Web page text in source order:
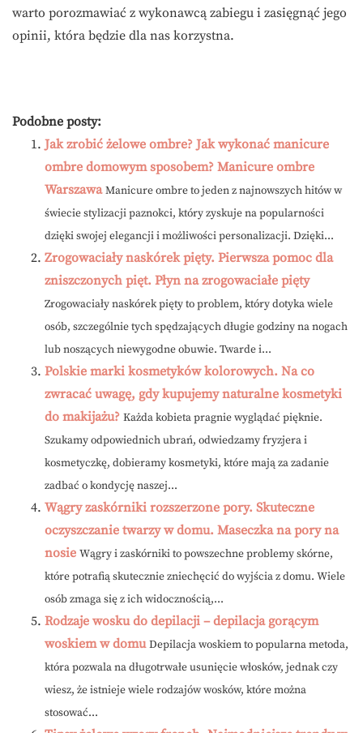
warto porozmawiać z wykonawcą zabiegu i zasięgnąć jego
opinii, która będzie dla nas korzystna.
Podobne posty:
Jak zrobić żelowe ombre? Jak wykonać manicure
ombre domowym sposobem? Manicure ombre
Warszawa Manicure ombre to jeden z najnowszych hitów w
świecie stylizacji paznokci, który zyskuje na popularności
dzięki swojej elegancji i możliwości personalizacji. Dzięki...
Zrogowaciały naskórek pięty. Pierwsza pomoc dla
zniszczonych pięt. Płyn na zrogowaciałe pięty
Zrogowaciały naskórek pięty to problem, który dotyka wiele
osób, szczególnie tych spędzających długie godziny na nogach
lub noszących niewygodne obuwie. Twarde i...
Polskie marki kosmetyków kolorowych. Na co
zwracać uwagę, gdy kupujemy naturalne kosmetyki
do makijażu? Każda kobieta pragnie wyglądać pięknie.
Szukamy odpowiednich ubrań, odwiedzamy fryzjera i
kosmetyczkę, dobieramy kosmetyki, które mają za zadanie
zadbać o kondycję naszej...
Wągry zaskórniki rozszerzone pory. Skuteczne
oczyszczanie twarzy w domu. Maseczka na pory na
nosie Wągry i zaskórniki to powszechne problemy skórne,
które potrafią skutecznie zniechęcić do wyjścia z domu. Wiele
osób zmaga się z ich widocznością,...
Rodzaje wosku do depilacji – depilacja gorącym
woskiem w domu Depilacja woskiem to popularna metoda,
która pozwala na długotrwałe usunięcie włosków, jednak czy
wiesz, że istnieje wiele rodzajów wosków, które można
stosować...